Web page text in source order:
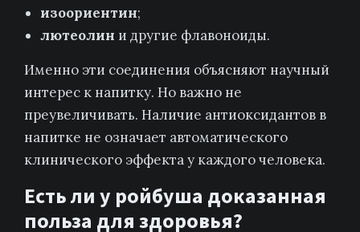
изоориентин;
лютеолин и другие флавоноиды.
Именно эти соединения объясняют научный
интерес к напитку. Но важно не
преувеличивать. Наличие антиоксидантов в
напитке не означает автоматического
клинического эффекта у каждого человека.
Есть ли у ройбуша доказанная
польза для здоровья?